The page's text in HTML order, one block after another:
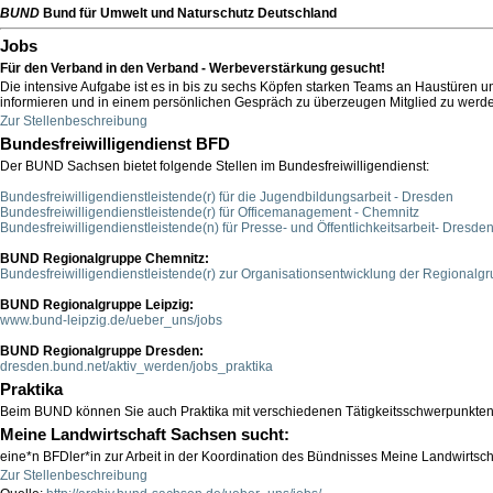
BUND Bund für Umwelt und Naturschutz Deutschland
Jobs
Für den Verband in den Verband - Werbeverstärkung gesucht!
Die intensive Aufgabe ist es in bis zu sechs Köpfen starken Teams an
informieren und in einem persönlichen Gespräch zu überzeugen Mitglied zu
Zur Stellenbeschreibung
Bundesfreiwilligendienst BFD
Der BUND Sachsen bietet folgende Stellen im Bundesfreiwilligendienst:
Bundesfreiwilligendienstleistende(r) für die Jugendbildungsarbeit - Dresden
Bundesfreiwilligendienstleistende(r) für Officemanagement - Chemnitz
Bundesfreiwilligendienstleistende(n) für Presse- und Öffentlichkeitsarbeit- Dresden
BUND Regionalgruppe Chemnitz:
Bundesfreiwilligendienstleistende(r) zur Organisationsentwicklung der
BUND Regionalgruppe Leipzig:
www.bund-leipzig.de/ueber_uns/jobs
BUND Regionalgruppe Dresden:
dresden.bund.net/aktiv_werden/jobs_praktika
Praktika
Beim BUND können Sie auch Praktika mit verschiedenen
Meine Landwirtschaft Sachsen sucht:
eine*n BFDler*in zur Arbeit in der Koordination des Bündnisses Meine
Zur Stellenbeschreibung